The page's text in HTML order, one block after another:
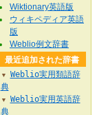
Wiktionary英語版
ウィキペディア英語
版
Weblio例文辞書
最近追加された辞書
▼
Weblio実用類語辞
典
▼
Weblio実用英語辞
典